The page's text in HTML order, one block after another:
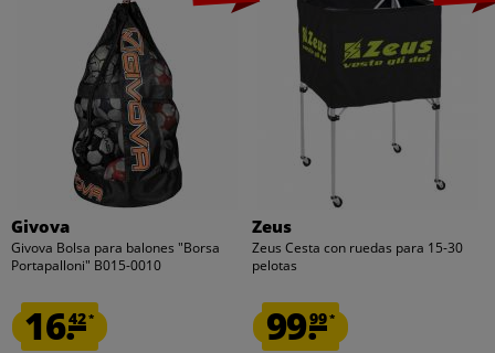
Givova
Givova Bolsa para balones "Borsa
Portapalloni" B015-0010
16.42*
Zeus
Zeus Cesta con ruedas para 15-30
pelotas
99.99*